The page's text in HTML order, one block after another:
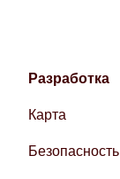
Разработка
Карта
Безопасность